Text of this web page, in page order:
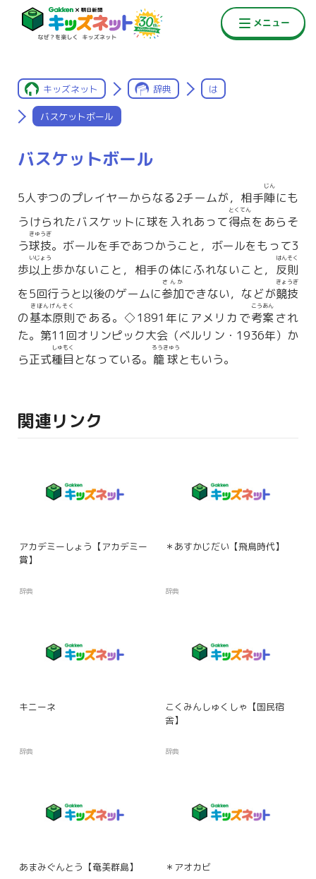
キッズネット 辞典 は
バスケットボール
バスケットボール
5人ずつのプレイヤーからなる2チームが，相手陣
じん
にも
うけられたバスケットに球を入れあって得点
とくてん
をあらそ
う球技
きゅうぎ
。ボールを手であつかうこと，ボールをもって3
歩以上
いじょう
歩かないこと，相手の体にふれないこと， 反則
はんそく
を5回行うと以後のゲームに参加
さんか
できない，などが競技
きょうぎ
の基本原則
きほんげんそく
である。◇1891年にアメリカで考案
こうあん
され
た。第11回オリンピック大会（ベルリン・1936年）か
ら正式種目
しゅもく
となっている。 籠球
ろうきゅう
ともいう。
関連リンク
アカデミーしょう【アカデミー
賞】
辞典
＊あすかじだい【飛鳥時代】
辞典
キニーネ
辞典
こくみんしゅくしゃ【国民宿
舎】
辞典
あまみぐんとう【奄美群島】 ＊アオカビ